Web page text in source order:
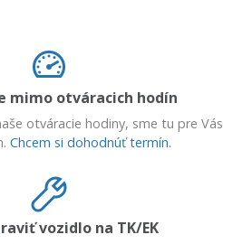
mimo otváracich hodín
otváracie hodiny, sme tu pre Vás
Chcem si dohodnúť termín.
vozidlo na TK/EK